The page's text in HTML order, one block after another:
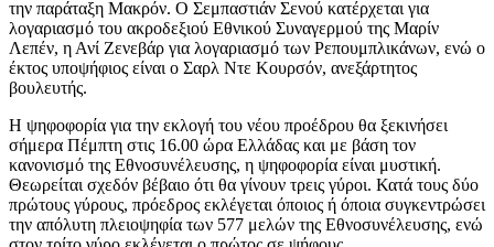
την παράταξη Μακρόν. Ο Σεμπαστιάν Σενού κατέρχεται για
λογαριασμό του ακροδεξιού Εθνικού Συναγερμού της Μαρίν
Λεπέν, η Ανί Ζενεβάρ για λογαριασμό των Ρεπουμπλικάνων, ενώ ο
έκτος υποψήφιος είναι ο Σαρλ Ντε Κουρσόν, ανεξάρτητος
βουλευτής.
Η ψηφοφορία για την εκλογή του νέου προέδρου θα ξεκινήσει
σήμερα Πέμπτη στις 16.00 ώρα Ελλάδας και με βάση τον
κανονισμό της Εθνοσυνέλευσης, η ψηφοφορία είναι μυστική.
Θεωρείται σχεδόν βέβαιο ότι θα γίνουν τρεις γύροι. Κατά τους δύο
πρώτους γύρους, πρόεδρος εκλέγεται όποιος ή όποια συγκεντρώσει
την απόλυτη πλειοψηφία των 577 μελών της Εθνοσυνέλευσης, ενώ